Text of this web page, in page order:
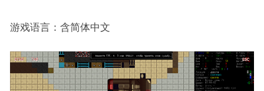
游戏语言：含简体中文